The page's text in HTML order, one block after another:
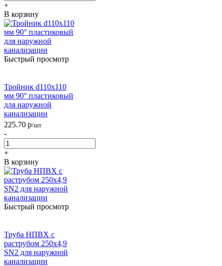
+
В корзину
Быстрый просмотр
Тройник d110х110
мм 90° пластиковый
для наружной
канализации
225.70 р/шт
-
+
В корзину
Быстрый просмотр
Труба НПВХ с
раструбом 250х4,9
SN2 для наружной
канализации